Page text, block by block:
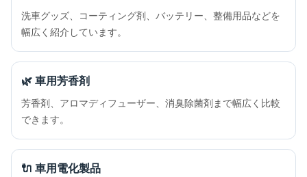
洗車グッズ、コーティング剤、バッテリー、整備用品などを
幅広く紹介しています。
🌿 車用芳香剤
芳香剤、アロマディフューザー、消臭除菌剤まで幅広く比較
できます。
🔌 車用電化製品